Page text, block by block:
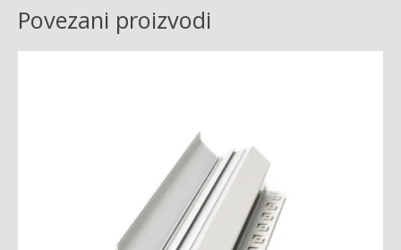
Povezani proizvodi